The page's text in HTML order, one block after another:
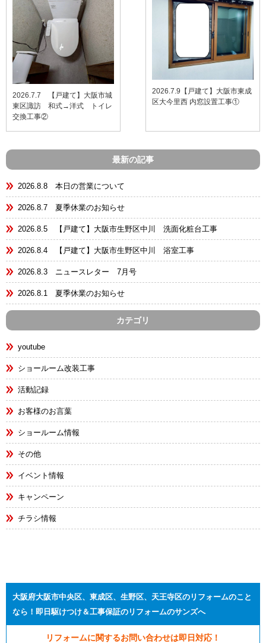
2026.7.7 【戸建て】大阪市城
東区諏訪 和式→洋式 トイレ
交換工事②
2026.7.9【戸建て】大阪市東成
区大今里西 内窓設置工事①
最新の記事
2026.8.8 本日の営業について
2026.8.7 夏季休業のお知らせ
2026.8.5 【戸建て】大阪市生野区中川 洗面化粧台工事
2026.8.4 【戸建て】大阪市生野区中川 浴室工事
2026.8.3 ニュースレター 7月号
2026.8.1 夏季休業のお知らせ
カテゴリ
youtube
ショールーム改装工事
活動記録
お客様のお言葉
ショールーム情報
その他
イベント情報
キャンペーン
チラシ情報
大阪府大阪市中央区、東成区、生野区、天王寺区のリフォームのこと
なら！即日駆けつけ＆工事保証のリフォームのサンズへ
リフォームに関するお問い合わせは即日対応！